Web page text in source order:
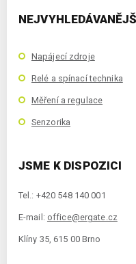
Napájecí zdroje
Relé a spínací technika
Měření a regulace
Senzorika
JSME K DISPOZICI
Tel.: +420 548 140 001
E-mail: office@ergate.cz
Klíny 35, 615 00 Brno